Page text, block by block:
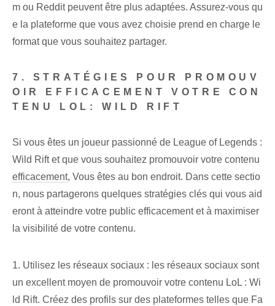
m ou Reddit peuvent être plus adaptées. Assurez-vous qu
e la plateforme que vous avez choisie prend en charge le
format que vous souhaitez partager.
7. STRATÉGIES POUR PROMOUV
OIR EFFICACEMENT VOTRE CON
TENU LOL: WILD RIFT
Si vous êtes un joueur passionné de League of Legends :
Wild Rift et que vous souhaitez promouvoir votre contenu
efficacement, Vous êtes au bon endroit. Dans cette sectio
n, nous partagerons quelques stratégies clés qui vous aid
eront à atteindre votre public efficacement et à maximiser
la visibilité de votre contenu.
1. Utilisez les réseaux sociaux : les réseaux sociaux sont
un excellent moyen de promouvoir votre contenu LoL : Wi
ld Rift. Créez des profils sur des plateformes telles que Fa